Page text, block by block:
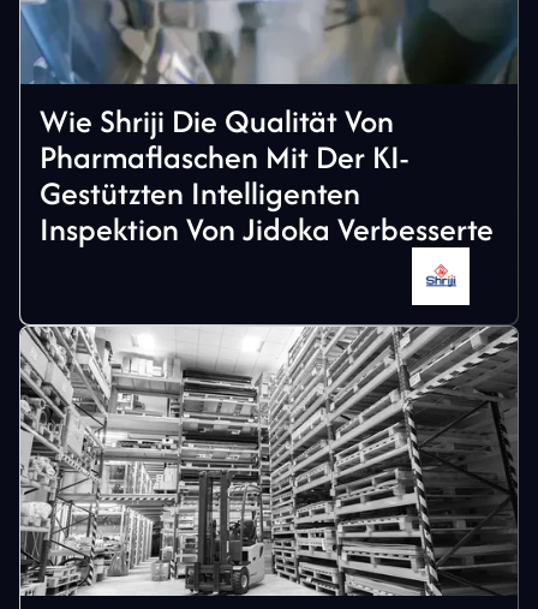
Wie Shriji Die Qualität Von
Pharmaflaschen Mit Der KI-
Gestützten Intelligenten
Inspektion Von Jidoka Verbesserte